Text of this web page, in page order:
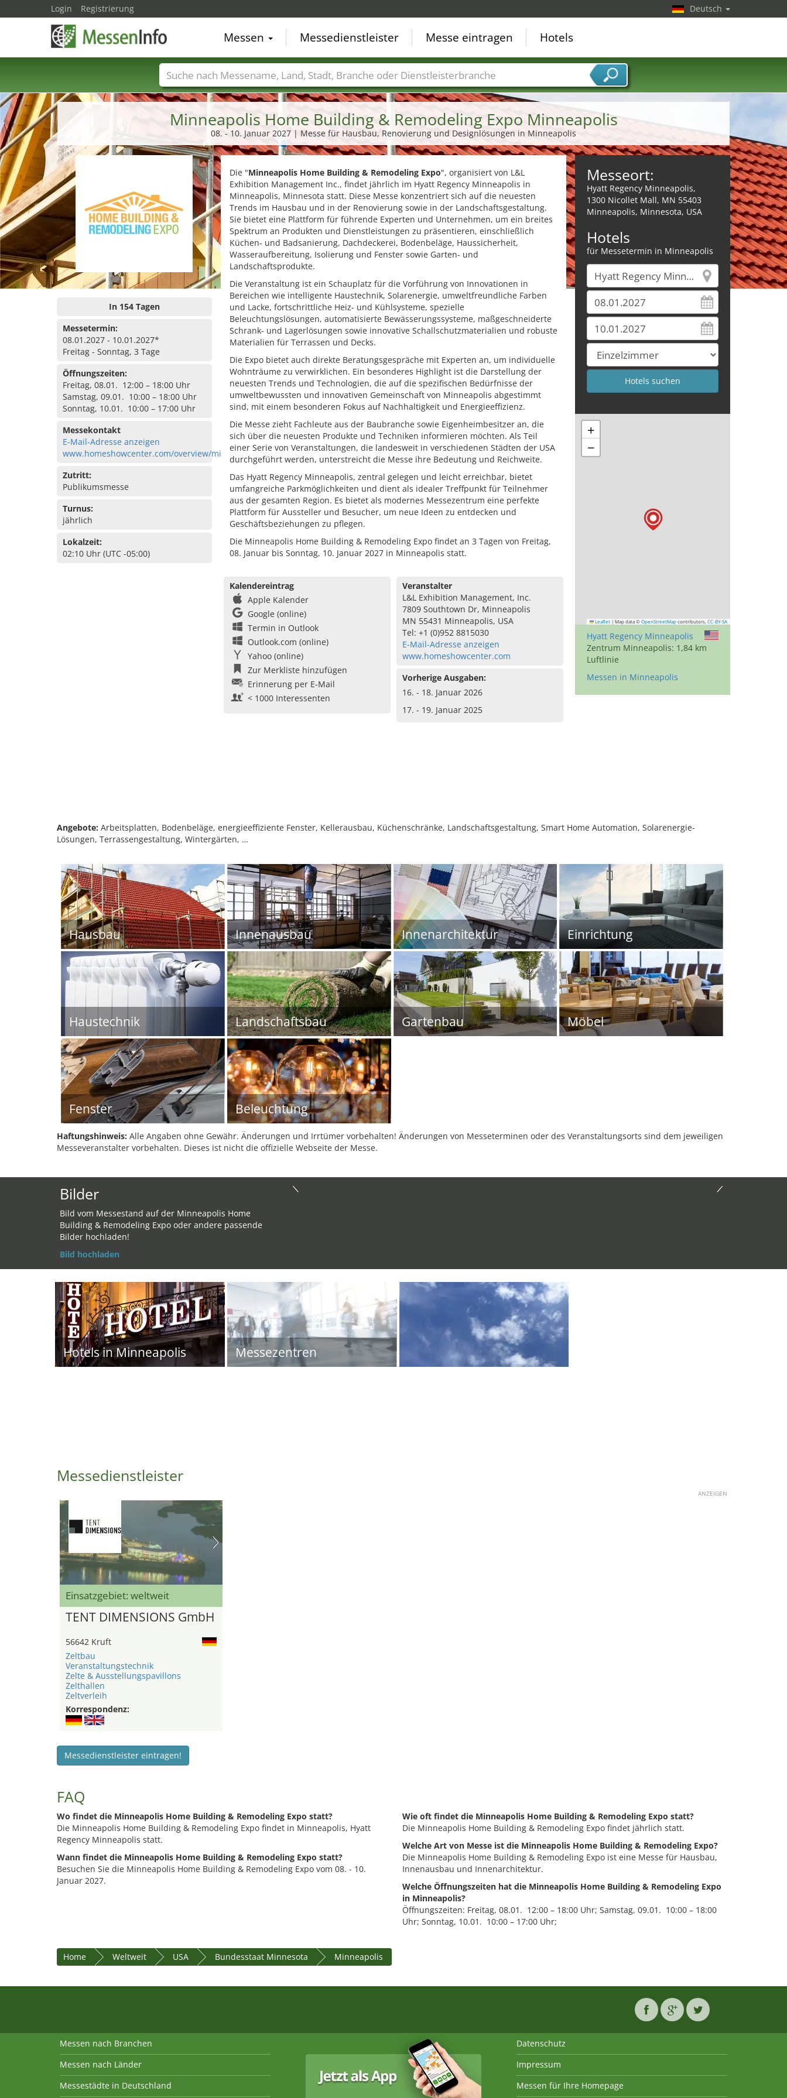
Minneapolis Home Building & Remodeling Expo Minneapolis
08. - 10. Januar 2027 | Messe für Hausbau, Renovierung und Designlösungen in Minneapolis
In 154 Tagen
Messetermin:
08.01.2027 - 10.01.2027*
Freitag - Sonntag, 3 Tage
Öffnungszeiten:
Freitag, 08.01. 12:00 – 18:00 Uhr
Samstag, 09.01. 10:00 – 18:00 Uhr
Sonntag, 10.01. 10:00 – 17:00 Uhr
Messekontakt
E-Mail-Adresse anzeigen
www.homeshowcenter.com/overview/minneapolishome2
Zutritt:
Publikumsmesse
Turnus:
jährlich
Lokalzeit:
02:10 Uhr (UTC -05:00)
Die "Minneapolis Home Building & Remodeling Expo", organisiert von L&L
Exhibition Management Inc., findet jährlich im Hyatt Regency Minneapolis in
Minneapolis, Minnesota statt. Diese Messe konzentriert sich auf die neuesten
Trends im Hausbau und in der Renovierung sowie in der Landschaftsgestaltung.
Sie bietet eine Plattform für führende Experten und Unternehmen, um ein breites
Spektrum an Produkten und Dienstleistungen zu präsentieren, einschließlich
Küchen- und Badsanierung, Dachdeckerei, Bodenbeläge, Haussicherheit,
Wasseraufbereitung, Isolierung und Fenster sowie Garten- und
Landschaftsprodukte.
Die Veranstaltung ist ein Schauplatz für die Vorführung von Innovationen in
Bereichen wie intelligente Haustechnik, Solarenergie, umweltfreundliche Farben
und Lacke, fortschrittliche Heiz- und Kühlsysteme, spezielle
Beleuchtungslösungen, automatisierte Bewässerungssysteme, maßgeschneiderte
Schrank- und Lagerlösungen sowie innovative Schallschutzmaterialien und robuste
Materialien für Terrassen und Decks.
Die Expo bietet auch direkte Beratungsgespräche mit Experten an, um individuelle
Wohnträume zu verwirklichen. Ein besonderes Highlight ist die Darstellung der
neuesten Trends und Technologien, die auf die spezifischen Bedürfnisse der
umweltbewussten und innovativen Gemeinschaft von Minneapolis abgestimmt
sind, mit einem besonderen Fokus auf Nachhaltigkeit und Energieeffizienz.
Die Messe zieht Fachleute aus der Baubranche sowie Eigenheimbesitzer an, die
sich über die neuesten Produkte und Techniken informieren möchten. Als Teil
einer Serie von Veranstaltungen, die landesweit in verschiedenen Städten der USA
durchgeführt werden, unterstreicht die Messe ihre Bedeutung und Reichweite.
Das Hyatt Regency Minneapolis, zentral gelegen und leicht erreichbar, bietet
umfangreiche Parkmöglichkeiten und dient als idealer Treffpunkt für Teilnehmer
aus der gesamten Region. Es bietet als modernes Messezentrum eine perfekte
Plattform für Aussteller und Besucher, um neue Ideen zu entdecken und
Geschäftsbeziehungen zu pflegen.
Die Minneapolis Home Building & Remodeling Expo findet an 3 Tagen von Freitag,
08. Januar bis Sonntag, 10. Januar 2027 in Minneapolis statt.
Kalendereintrag
Apple Kalender
Google (online)
Termin in Outlook
Outlook.com (online)
Yahoo (online)
Zur Merkliste hinzufügen
Erinnerung per E-Mail
< 1000 Interessenten
Veranstalter
L&L Exhibition Management, Inc.
7809 Southtown Dr, Minneapolis
MN 55431 Minneapolis, USA
Tel: +1 (0)952 8815030
E-Mail-Adresse anzeigen
www.homeshowcenter.com
Vorherige Ausgaben:
16. - 18. Januar 2026
17. - 19. Januar 2025
Messeort:
Hyatt Regency Minneapolis,
1300 Nicollet Mall, MN 55403
Minneapolis, Minnesota, USA
Hotels
für Messetermin in Minneapolis
+
−
Leaflet | Map data © OpenStreetMap contributors, CC-BY-SA
Hyatt Regency Minneapolis
Zentrum Minneapolis: 1,84 km
Luftlinie
Messen in Minneapolis
Angebote: Arbeitsplatten, Bodenbeläge, energieeffiziente Fenster, Kellerausbau, Küchenschränke, Landschaftsgestaltung, Smart Home Automation, Solarenergie-
Lösungen, Terrassengestaltung, Wintergärten, …
Hausbau Innenausbau Innenarchitektur Einrichtung
Haustechnik Landschaftsbau Gartenbau Möbel
Fenster Beleuchtung
Haftungshinweis: Alle Angaben ohne Gewähr. Änderungen und Irrtümer vorbehalten! Änderungen von Messeterminen oder des Veranstaltungsorts sind dem jeweiligen
Messeveranstalter vorbehalten. Dieses ist nicht die offizielle Webseite der Messe.
Bilder
Bild vom Messestand auf der Minneapolis Home
Building & Remodeling Expo oder andere passende
Bilder hochladen!
Bild hochladen
Hotels in Minneapolis Messezentren
Messedienstleister
ANZEIGEN
Einsatzgebiet: weltweit
TENT DIMENSIONS GmbH
56642 Kruft
Zeltbau
Veranstaltungstechnik
Zelte & Ausstellungspavillons
Zelthallen
Zeltverleih
Korrespondenz:
Messedienstleister eintragen!
FAQ
Wo findet die Minneapolis Home Building & Remodeling Expo statt?
Die Minneapolis Home Building & Remodeling Expo findet in Minneapolis, Hyatt
Regency Minneapolis statt.
Wann findet die Minneapolis Home Building & Remodeling Expo statt?
Besuchen Sie die Minneapolis Home Building & Remodeling Expo vom 08. - 10.
Januar 2027.
Wie oft findet die Minneapolis Home Building & Remodeling Expo statt?
Die Minneapolis Home Building & Remodeling Expo findet jährlich statt.
Welche Art von Messe ist die Minneapolis Home Building & Remodeling Expo?
Die Minneapolis Home Building & Remodeling Expo ist eine Messe für Hausbau,
Innenausbau und Innenarchitektur.
Welche Öffnungszeiten hat die Minneapolis Home Building & Remodeling Expo
in Minneapolis?
Öffnungszeiten: Freitag, 08.01. 12:00 – 18:00 Uhr; Samstag, 09.01. 10:00 – 18:00
Uhr; Sonntag, 10.01. 10:00 – 17:00 Uhr;
Home Weltweit USA Bundesstaat Minnesota Minneapolis
Login Registrierung Deutsch
Messen Messedienstleister Messe eintragen Hotels
Messenamen Länder Städte Branchen Dienstleisterbranchen
Messen nach Branchen
Messen nach Länder
Messestädte in Deutschland
Datenschutz
Impressum
Messen für Ihre Homepage